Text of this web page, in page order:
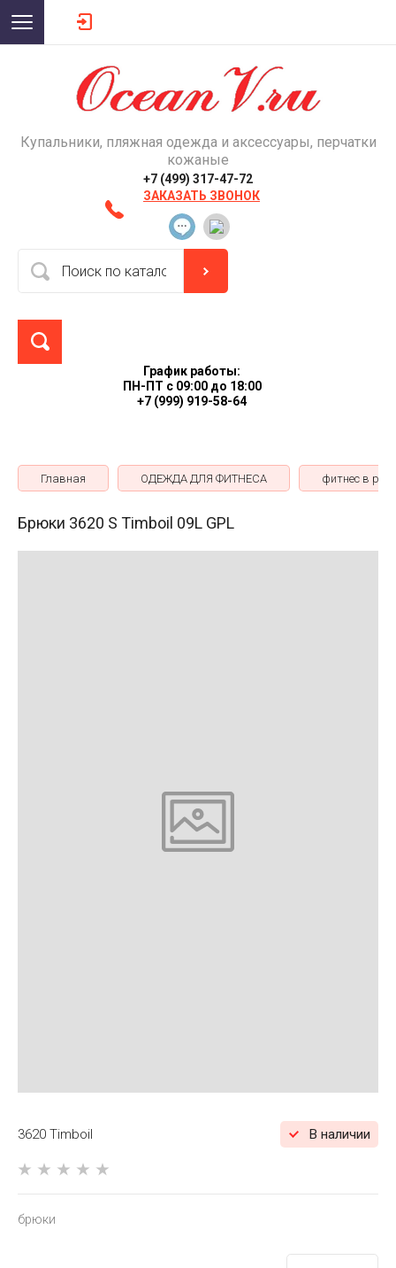
Купальники, пляжная одежда и аксессуары, перчатки
кожаные
График работы:
ПН-ПТ с 09:00 до 18:00
+7 (999) 919-58-64
+7 (499) 317-47-72
ЗАКАЗАТЬ ЗВОНОК
Главная ОДЕЖДА ДЛЯ ФИТНЕСА фитнес в
Брюки 3620 S Timboil 09L GPL
3620 Timboil В наличии
брюки